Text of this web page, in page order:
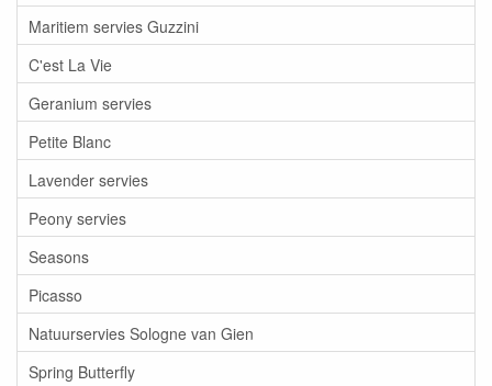
Maritiem servies Guzzini
C'est La Vie
Geranium servies
Petite Blanc
Lavender servies
Peony servies
Seasons
Picasso
Natuurservies Sologne van Gien
Spring Butterfly